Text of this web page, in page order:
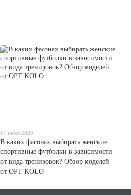
17 июля 2026
В каких фасонах выбирать женские
спортивные футболки в зависимости
от вида тренировок? Обзор моделей
от OPT KOLO